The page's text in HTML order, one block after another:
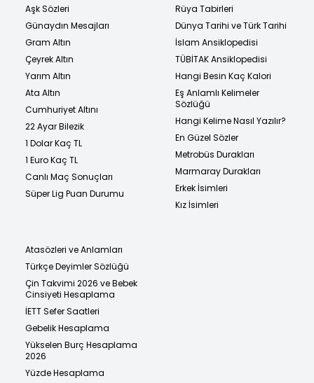
Aşk Sözleri
Günaydın Mesajları
Gram Altın
Çeyrek Altın
Yarım Altın
Ata Altın
Cumhuriyet Altını
22 Ayar Bilezik
1 Dolar Kaç TL
1 Euro Kaç TL
Canlı Maç Sonuçları
Süper Lig Puan Durumu
Rüya Tabirleri
Dünya Tarihi ve Türk Tarihi
İslam Ansiklopedisi
TÜBİTAK Ansiklopedisi
Hangi Besin Kaç Kalori
Eş Anlamlı Kelimeler
Sözlüğü
Hangi Kelime Nasıl Yazılır?
En Güzel Sözler
Metrobüs Durakları
Marmaray Durakları
Erkek İsimleri
Kız İsimleri
Atasözleri ve Anlamları
Türkçe Deyimler Sözlüğü
Çin Takvimi 2026 ve Bebek
Cinsiyeti Hesaplama
İETT Sefer Saatleri
Gebelik Hesaplama
Yükselen Burç Hesaplama
2026
Yüzde Hesaplama